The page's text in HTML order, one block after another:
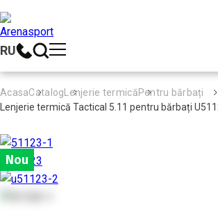
RU
AcasaCatalog Lenjerie termicăPentru bărbați
Lenjerie termică Tactical 5.11 pentru bărbați
Nou